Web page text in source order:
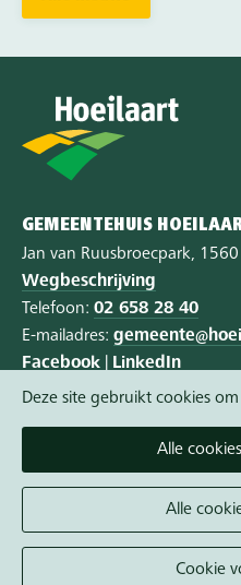
GEMEENTEHUIS
Jan van Ruusbroecpark,
Wegbeschrijving
Telefoon: 02 658 28 40
E-mailadres:
Facebook
LinkedIn
Privacy|Cookie policy|
Vandaag
Een afspraak
Deze site gebruikt cookies
Cookie
Alle
Alle